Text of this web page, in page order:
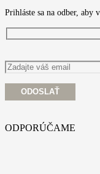
Prihláste sa na odber, aby
ODPORÚČAME